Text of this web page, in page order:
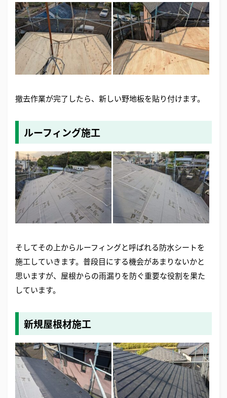
撤去作業が完了したら、新しい野地板を貼り付けます。
ルーフィング施工
そしてその上からルーフィングと呼ばれる防水シートを
施工していきます。普段目にする機会があまりないかと
思いますが、屋根からの雨漏りを防ぐ重要な役割を果た
しています。
新規屋根材施工